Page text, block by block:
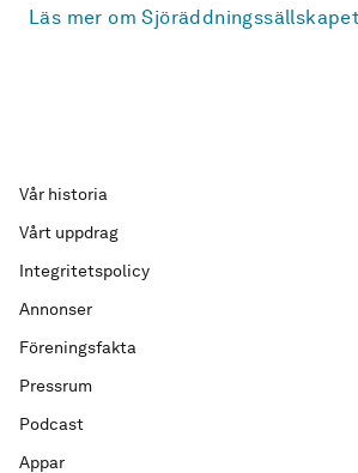
Läs mer om Sjöräddningssällskapet
Vår historia
Vårt uppdrag
Integritetspolicy
Annonser
Föreningsfakta
Pressrum
Podcast
Appar